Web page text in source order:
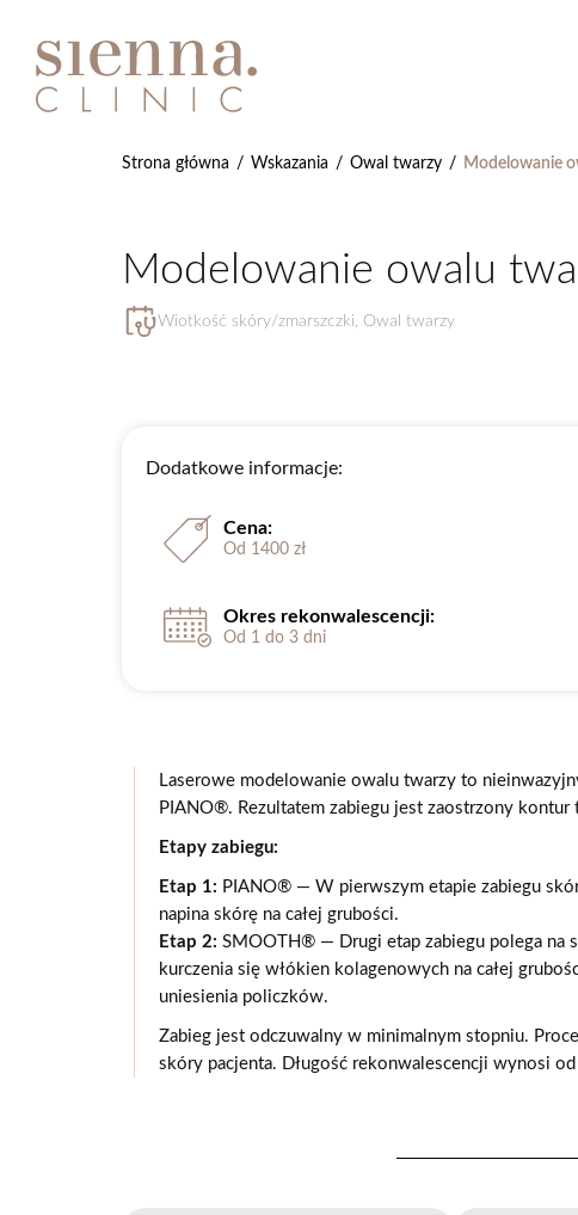
Strona główna / Wskazania / Owal twarzy / Modelowanie
Modelowanie owalu
Wiotkość skóry/zmarszczki Owal twarzy
Dodatkowe informacje:
Cena:
Od 1400 zł
Okres rekonwalescencji:
Od 1 do 3 dni
Laserowe modelowanie owalu twarzy to
PIANO®. Rezultatem zabiegu jest zaostrzony kontur
Etapy zabiegu:
Etap 1: PIANO® — W pierwszym etapie zabiegu
napina skórę na całej grubości.
Etap 2: SMOOTH® — Drugi etap zabiegu polega na
kurczenia się włókien kolagenowych na całej
uniesienia policzków.
Zabieg jest odczuwalny w minimalnym stopniu.
skóry pacjenta. Długość rekonwalescencji wynosi